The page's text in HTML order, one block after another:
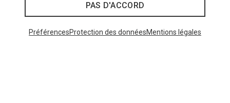
PAS D'ACCORD
PréférencesProtection des donnéesMentions légales